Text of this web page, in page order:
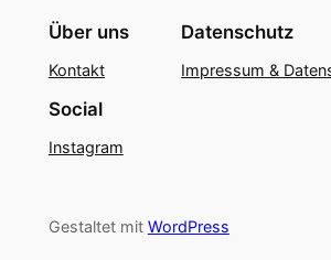
Über uns
Kontakt
Datenschutz
Impressum &
Social
Instagram
Gestaltet mit WordPress